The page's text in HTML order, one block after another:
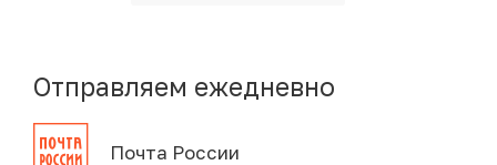
Отправляем ежедневно
Почта России